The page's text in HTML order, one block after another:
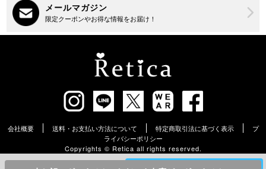
会社概要 送料・お支払い方法について 特定商取引法に基づく表示
プ
ライバシーポリシー
Copyrights ©︎ Retica all rights reserved.